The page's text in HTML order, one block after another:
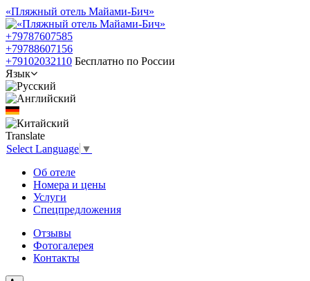
«Пляжный отель Майами-Бич»
+79787607585
+79788607156
+79102032110 Бесплатно по России
Язык
Translate
Select Language ▼
Об отеле
Номера и цены
Услуги
Спецпредложения
Отзывы
Фотогалерея
Контакты